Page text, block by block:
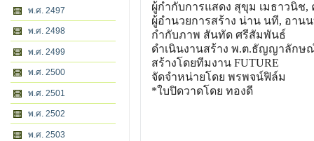
พ.ศ. 2497
พ.ศ. 2498
พ.ศ. 2499
พ.ศ. 2500
พ.ศ. 2501
พ.ศ. 2502
พ.ศ. 2503
ผู้กำกับการแสดง สุขุม เมธาวนิช
ผู้อำนวยการสร้าง น่าน นที, อาน
กำกับภาพ สันทัด ศรีสัมพันธ์
ดำเนินงานสร้าง พ.ต.ธัญญาลักษ
สร้างโดยทีมงาน FUTURE
จัดจำหน่ายโดย พรพจน์ฟิล์ม
*ใบปิดวาดโดย ทองดี